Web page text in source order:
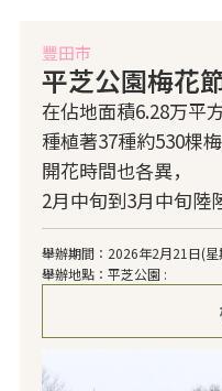
豐田市
平芝公園梅花
在佔地面積6.28万平
種植著37種約530棵
開花時間也各異，
2月中旬到3月中旬陸
舉辦期間：2026年2月21日(
舉辦地點：平芝公園 :